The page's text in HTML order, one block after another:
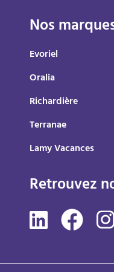
Nos
Evoriel
Oralia
Richardière
Terranae
Lamy Vacances
Retrouvez